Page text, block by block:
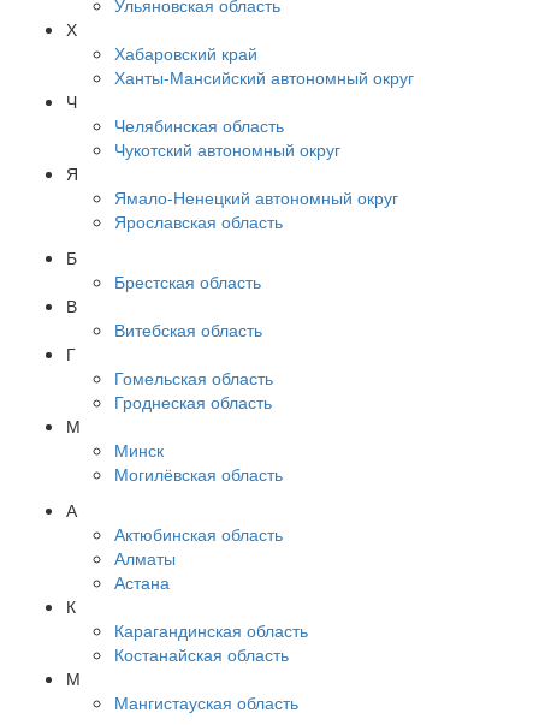
Ульяновская область
Х
Хабаровский край
Ханты-Мансийский автономный округ
Ч
Челябинская область
Чукотский автономный округ
Я
Ямало-Ненецкий автономный округ
Ярославская область
Б
Брестская область
В
Витебская область
Г
Гомельская область
Гроднеская область
М
Минск
Могилёвская область
А
Актюбинская область
Алматы
Астана
К
Карагандинская область
Костанайская область
М
Мангистауская область